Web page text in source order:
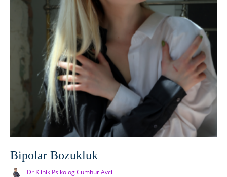
Bipolar Bozukluk
Dr Klinik Psikolog Cumhur Avcil